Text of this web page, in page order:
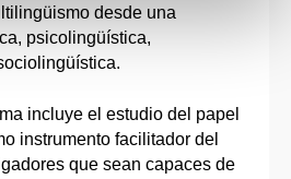
desde una
psicolingüística,
incluye el estudio del papel
instrumento facilitador del
que sean capaces de